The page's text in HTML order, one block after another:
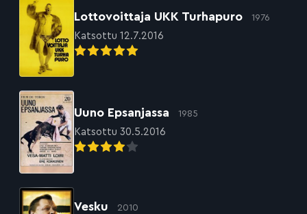
Lottovoittaja UKK Turhapuro 1976
Katsottu 12.7.2016
Uuno Epsanjassa 1985
Katsottu 30.5.2016
Vesku 2010